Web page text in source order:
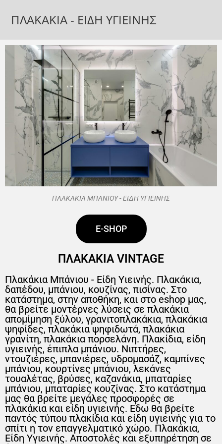
ΠΛΑΚΑΚΙΑ - ΕΙΔΗ ΥΓΙΕΙΝΗΣ
ΠΛΑΚΑΚΙΑ ΜΠΑΝΙΟΥ - ΕΙΔΗ ΥΓΙΕΙΝΗΣ
E-SHOP
ΠΛΑΚΑΚΙΑ VINTAGE
Πλακάκια Μπάνιου - Είδη Υιεινής. Πλακάκια,
δαπέδου, μπάνιου, κουζίνας, πισίνας. Στο
κατάστημα, στην αποθήκη, και στο eshop μας,
θα βρείτε μοντέρνες λύσεις σε πλακάκια
απομίμηση ξύλου, γρανιτοπλακάκια, πλακάκια
ψηφίδες, πλακάκια ψηφιδωτά, πλακάκια
γρανίτη, πλακάκια πορσελάνη. Πλακίδια, είδη
υγιεινής, έπιπλα μπάνιου. Νιπτήρες,
ντουζιέρες, μπανιέρες, υδρομασάζ, καμπίνες
μπάνιου, κουρτίνες μπάνιου, λεκάνες
τουαλέτας, βρύσες, καζανάκια, μπαταρίες
μπάνιου, μπαταρίες κουζίνας. Στο κατάστημα
μας θα βρείτε μεγάλες προσφορές σε
πλακάκια και είδη υγιεινής. Εδω θα βρείτε
παντός τύπου πλακίδια και είδη υγιεινής για το
σπίτι η τον επαγγελματικό χώρο. Πλακάκια,
Είδη Υγιεινής. Αποστολές και εξυπηρέτηση σε